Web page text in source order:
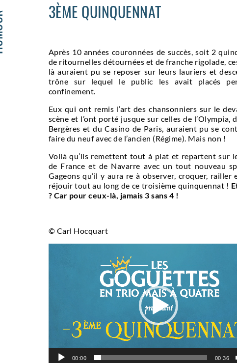
3ÈME QUINQUENNAT
Après 10 années couronnées de succès, soit 2
de ritournelles détournées et de franche rigolade,
là auraient pu se reposer sur leurs lauriers et
trône sur lequel le public les avait placés
confinement.
Eux qui ont remis l’art des chansonniers sur le
scène et l’ont porté jusque sur celles de l’Olympia,
Bergères et du Casino de Paris, auraient pu se
faire du neuf avec de l’ancien (Régime). Mais non !
Voilà qu’ils remettent tout à plat et repartent sur
de France et de Navarre avec un tout nouveau
Gageons qu’il y aura re à observer, croquer, railler
réjouir tout au long de ce troisième quinquennat !
? Car pour ceux-là, jamais 3 sans 4 !
© Carl Hocquart
00:00 00:36